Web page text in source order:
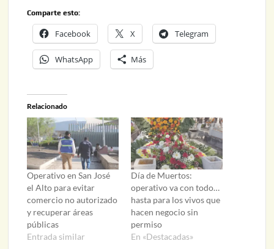
Comparte esto:
Facebook X Telegram
WhatsApp Más
Relacionado
Operativo en San José
el Alto para evitar
comercio no autorizado
y recuperar áreas
públicas
Entrada similar
Día de Muertos:
operativo va con todo…
hasta para los vivos que
hacen negocio sin
permiso
En «Destacadas»